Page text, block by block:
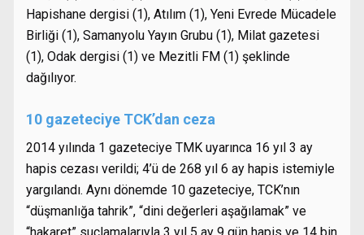
Hapishane dergisi (1), Atılım (1), Yeni Evrede Mücadele
Birliği (1), Samanyolu Yayın Grubu (1), Milat gazetesi
(1), Odak dergisi (1) ve Mezitli FM (1) şeklinde
dağılıyor.
10 gazeteciye TCK’dan ceza
2014 yılında 1 gazeteciye TMK uyarınca 16 yıl 3 ay
hapis cezası verildi; 4’ü de 268 yıl 6 ay hapis istemiyle
yargılandı. Aynı dönemde 10 gazeteciye, TCK’nın
“düşmanlığa tahrik”, “dini değerleri aşağılamak” ve